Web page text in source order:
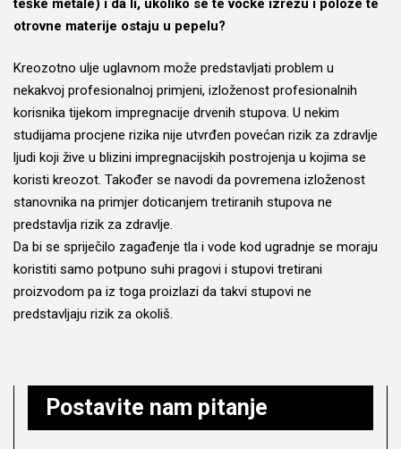
teške metale) i da li, ukoliko se te voćke izrežu i polože te
otrovne materije ostaju u pepelu?
Kreozotno ulje uglavnom može predstavljati problem u
nekakvoj profesionalnoj primjeni, izloženost profesionalnih
korisnika tijekom impregnacije drvenih stupova. U nekim
studijama procjene rizika nije utvrđen povećan rizik za zdravlje
ljudi koji žive u blizini impregnacijskih postrojenja u kojima se
koristi kreozot. Također se navodi da povremena izloženost
stanovnika na primjer doticanjem tretiranih stupova ne
predstavlja rizik za zdravlje.
Da bi se spriječilo zagađenje tla i vode kod ugradnje se moraju
koristiti samo potpuno suhi pragovi i stupovi tretirani
proizvodom pa iz toga proizlazi da takvi stupovi ne
predstavljaju rizik za okoliš.
Postavite nam pitanje